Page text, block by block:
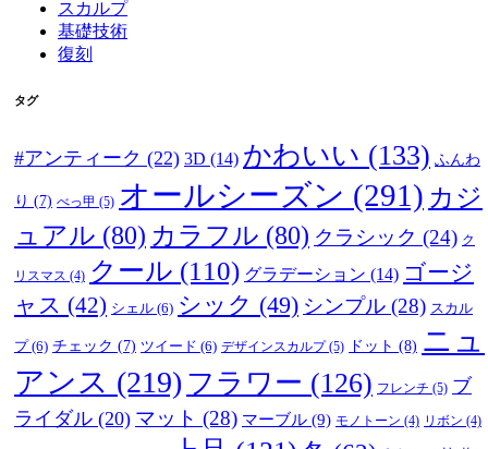
スカルプ
基礎技術
復刻
タグ
#アンティーク (22) 3D (14) かわいい (133) ふんわ
り (7) べっ甲 (5) オールシーズン (291) カジ
ュアル (80) カラフル (80) クラシック (24) ク
リスマス (4) クール (110) グラデーション (14) ゴージ
ャス (42) シェル (6) シック (49) シンプル (28) スカル
プ(6) チェック (7) ツイード (6) デザインスカルプ(5) ドット (8) ニュ
アンス (219) フラワー (126) フレンチ (5) ブ
ライダル (20) マット (28) マーブル (9) モノトーン (4) リボン (4)